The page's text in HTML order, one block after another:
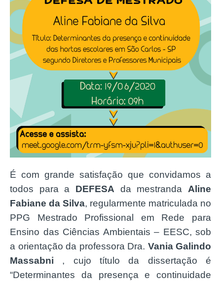
É com grande satisfação que convidamos a
todos para a DEFESA da mestranda Aline
Fabiane da Silva, regularmente matriculada no
PPG Mestrado Profissional em Rede para
Ensino das Ciências Ambientais – EESC, sob
a orientação da professora Dra. Vania Galindo
Massabni , cujo título da dissertação é
“Determinantes da presença e continuidade